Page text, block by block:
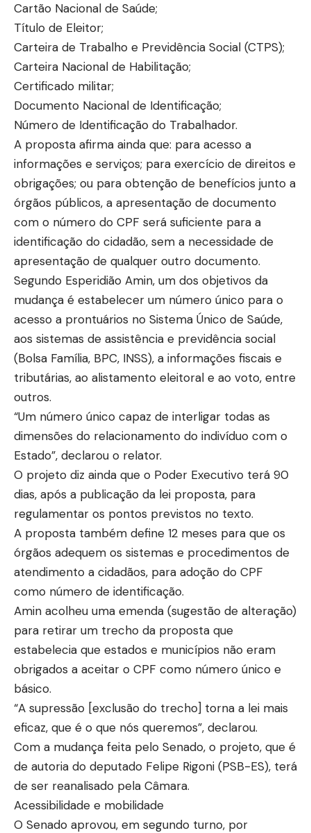
Cartão Nacional de Saúde;
Título de Eleitor;
Carteira de Trabalho e Previdência Social (CTPS);
Carteira Nacional de Habilitação;
Certificado militar;
Documento Nacional de Identificação;
Número de Identificação do Trabalhador.
A proposta afirma ainda que: para acesso a
informações e serviços; para exercício de direitos e
obrigações; ou para obtenção de benefícios junto a
órgãos públicos, a apresentação de documento
com o número do CPF será suficiente para a
identificação do cidadão, sem a necessidade de
apresentação de qualquer outro documento.
Segundo Esperidião Amin, um dos objetivos da
mudança é estabelecer um número único para o
acesso a prontuários no Sistema Único de Saúde,
aos sistemas de assistência e previdência social
(Bolsa Família, BPC, INSS), a informações fiscais e
tributárias, ao alistamento eleitoral e ao voto, entre
outros.
“Um número único capaz de interligar todas as
dimensões do relacionamento do indivíduo com o
Estado”, declarou o relator.
O projeto diz ainda que o Poder Executivo terá 90
dias, após a publicação da lei proposta, para
regulamentar os pontos previstos no texto.
A proposta também define 12 meses para que os
órgãos adequem os sistemas e procedimentos de
atendimento a cidadãos, para adoção do CPF
como número de identificação.
Amin acolheu uma emenda (sugestão de alteração)
para retirar um trecho da proposta que
estabelecia que estados e municípios não eram
obrigados a aceitar o CPF como número único e
básico.
“A supressão [exclusão do trecho] torna a lei mais
eficaz, que é o que nós queremos”, declarou.
Com a mudança feita pelo Senado, o projeto, que é
de autoria do deputado Felipe Rigoni (PSB-ES), terá
de ser reanalisado pela Câmara.
Acessibilidade e mobilidade
O Senado aprovou, em segundo turno, por